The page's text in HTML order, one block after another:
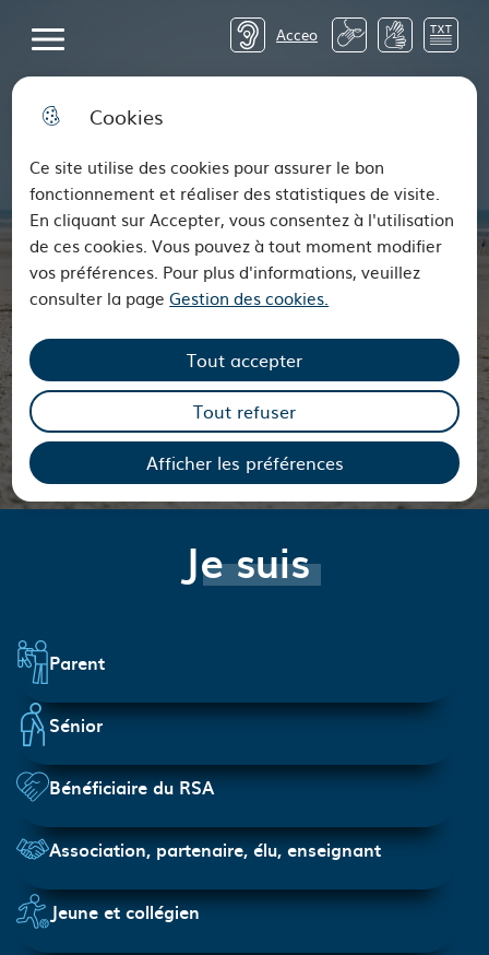
Cookies
Ce site utilise des cookies pour assurer le bon
fonctionnement et réaliser des statistiques de visite.
En cliquant sur Accepter, vous consentez à l'utilisation
de ces cookies. Vous pouvez à tout moment modifier
vos préférences. Pour plus d'informations, veuillez
consulter la pageGestion des cookies.
Afficher les préférences
Tout accepter
Tout refuser
62 - Pas-de-Calais Mon
Acceo
Nous contacter Mes démarches
Rejoignez-nous Vos élus
Espace réglementaire Appels à projets
Je suis
Parent
Sénior
Bénéficiaire du RSA
Association, partenaire, élu, enseignant
Jeune et collégien